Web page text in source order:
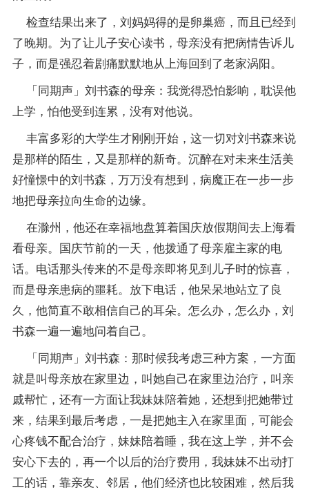
检查结果出来了，刘妈妈得的是卵巢癌，而且已经到
了晚期。为了让儿子安心读书，母亲没有把病情告诉儿
子，而是强忍着剧痛默默地从上海回到了老家涡阳。
「同期声」刘书森的母亲：我觉得恐怕影响，耽误他
上学，怕他受到连累，没有对他说。
丰富多彩的大学生才刚刚开始，这一切对刘书森来说
是那样的陌生，又是那样的新奇。沉醉在对未来生活美
好憧憬中的刘书森，万万没有想到，病魔正在一步一步
地把母亲拉向生命的边缘。
在滁州，他还在幸福地盘算着国庆放假期间去上海看
看母亲。国庆节前的一天，他拨通了母亲雇主家的电
话。电话那头传来的不是母亲即将见到儿子时的惊喜，
而是母亲患病的噩耗。放下电话，他呆呆地站立了良
久，他简直不敢相信自己的耳朵。怎么办，怎么办，刘
书森一遍一遍地问着自己。
「同期声」刘书森：那时候我考虑三种方案，一方面
就是叫母亲放在家里边，叫她自己在家里边治疗，叫亲
戚帮忙，还有一方面让我妹妹陪着她，还想到把她带过
来，结果到最后考虑，一是把她主入在家里面，可能会
心疼钱不配合治疗，妹妹陪着睡，我在这上学，并不会
安心下去的，再一个以后的治疗费用，我妹妹不出动打
工的话，靠亲友、邻居，他们经济也比较困难，然后我